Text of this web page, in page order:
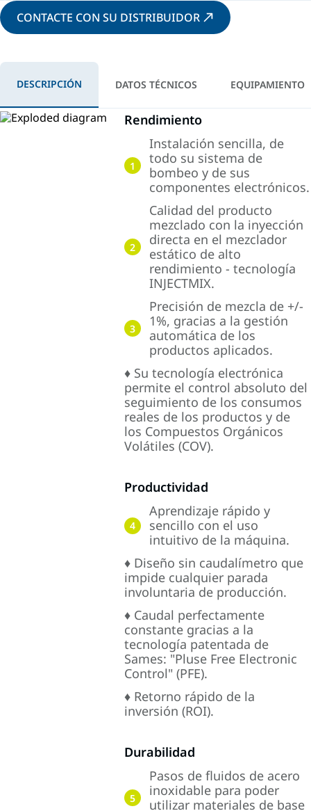
CONTACTE CON SU DISTRIBUIDOR
DESCRIPCIÓN DATOS TÉCNICOS EQUIPAMIENTO
Rendimiento
1
Instalación sencilla, de
todo su sistema de
bombeo y de sus
componentes electrónicos.
2
Calidad del producto
mezclado con la inyección
directa en el mezclador
estático de alto
rendimiento - tecnología
INJECTMIX.
3
Precisión de mezcla de +/-
1%, gracias a la gestión
automática de los
productos aplicados.
♦ Su tecnología electrónica
permite el control absoluto del
seguimiento de los consumos
reales de los productos y de
los Compuestos Orgánicos
Volátiles (COV).
Productividad
4
Aprendizaje rápido y
sencillo con el uso
intuitivo de la máquina.
♦ Diseño sin caudalímetro que
impide cualquier parada
involuntaria de producción.
♦ Caudal perfectamente
constante gracias a la
tecnología patentada de
Sames: "Pluse Free Electronic
Control" (PFE).
♦ Retorno rápido de la
inversión (ROI).
Durabilidad
5
Pasos de fluidos de acero
inoxidable para poder
utilizar materiales de base